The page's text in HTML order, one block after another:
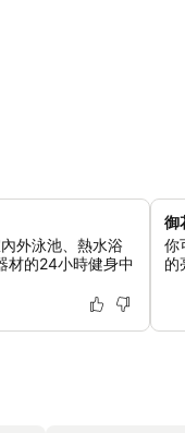
外泳池、熱水浴
材的24小時健身中
御
你
的